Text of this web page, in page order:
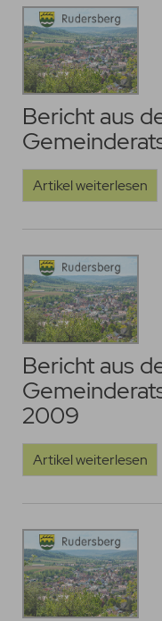
Bericht aus
Artikel weiterlesen
Bericht aus
2009
Artikel weiterlesen